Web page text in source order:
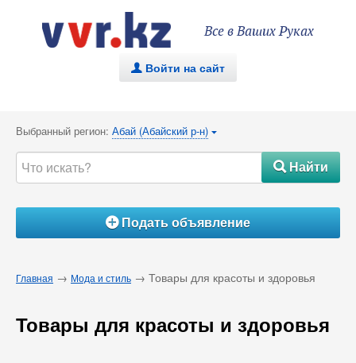
Все в Ваших Руках
. Войти на сайт
Выбранный регион: Абай (Абайский р-н) {
#Найти
ÁПодать объявление
Главная → Мода и стиль → Товары для красоты и здоровья
Товары для красоты и здоровья